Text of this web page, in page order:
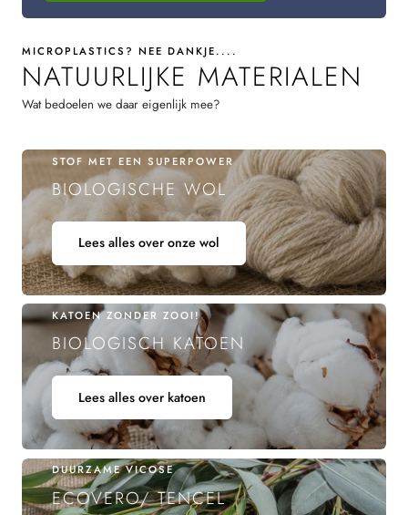
MICROPLASTICS? NEE DANKJE....
NATUURLIJKE MATERIALEN
Wat bedoelen we daar eigenlijk mee?
STOF MET EEN SUPERPOWER
BIOLOGISCHE WOL
Lees alles over onze wol
KATOEN ZONDER ZOOI!
BIOLOGISCH KATOEN
Lees alles over katoen
DUURZAME VICOSE
ECOVERO/ TENCEL